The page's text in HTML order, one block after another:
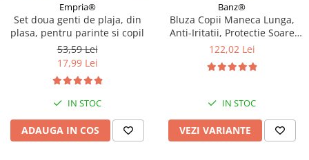
Empria®
Set doua genti de plaja, din
plasa, pentru parinte si copil
53,59 Lei
17,99 Lei
IN STOC
ADAUGA IN COS
Banz®
Bluza Copii Maneca Lunga,
Anti-Iritatii, Protectie Soare
UPF50+, Jungle Mix, Diverse
122,02 Lei
IN STOC
VEZI VARIANTE